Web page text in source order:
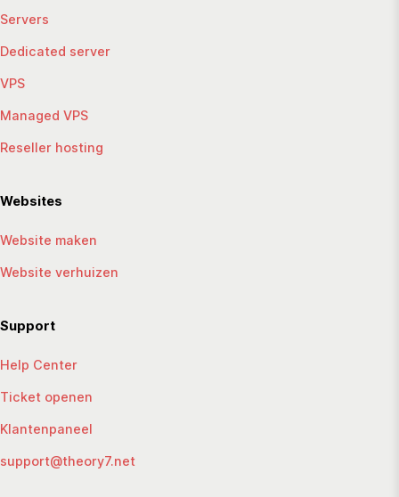
Servers
Dedicated server
VPS
Managed VPS
Reseller hosting
Websites
Website maken
Website verhuizen
Support
Help Center
Ticket openen
Klantenpaneel
support@theory7.net